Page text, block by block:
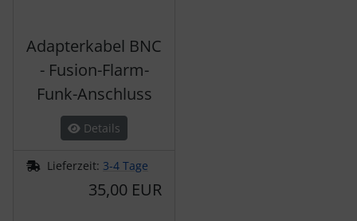
Adapterkabel BNC
- Fusion-Flarm-
Funk-Anschluss
Details
Lieferzeit: 3-4 Tage
35,00 EUR